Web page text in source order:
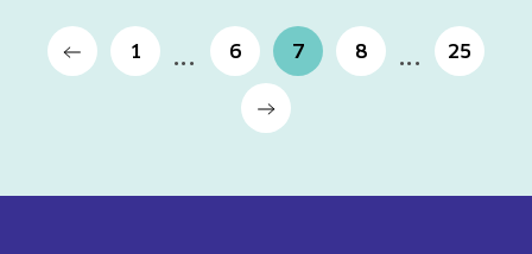
Alle
(524)
Tilbehør
1 6 7 8 25